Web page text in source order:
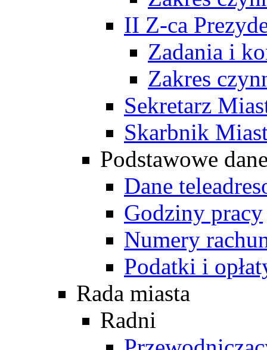
II Z-ca
Zadania i
Zakres
Sekretarz
Skarbnik
Podstawowe
Dane
Godziny pracy
Numery
Podatki i
Rada miasta
Radni